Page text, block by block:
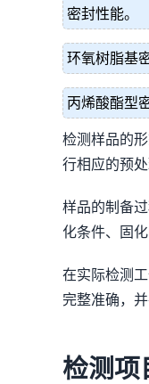
密封性能。
环氧树脂基
丙烯酸酯型
检测样品的
行相应的预
样品的制备
化条件、固
在实际检测
完整准确，
检测项